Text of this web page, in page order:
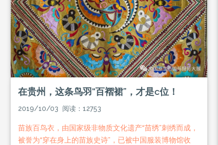
在贵州，这条鸟羽“百褶裙”，才是c位！
2019/10/03 阅读：12753
苗族百鸟衣，由国家级非物质文化遗产“苗绣”刺绣而成，
被誉为“穿在身上的苗族史诗”，已被中国服装博物馆收